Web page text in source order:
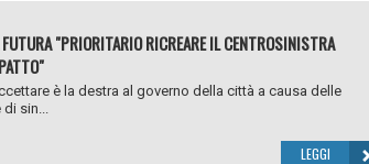
"PRIORITARIO RICREARE IL CENTROSINISTRA
è la destra al governo della città a causa delle
sin...
LEGGI